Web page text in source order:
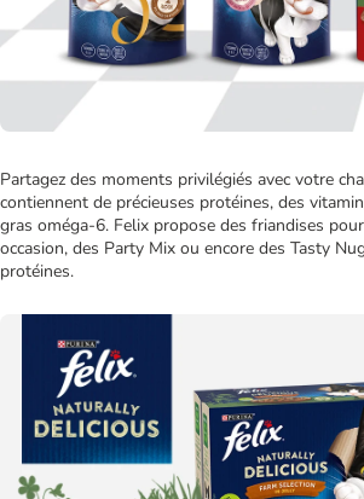
Partagez des moments privilégiés avec votre
contiennent de précieuses protéines, des
gras oméga-6. Felix propose des friandises
occasion, des Party Mix ou encore des Tasty
protéines.